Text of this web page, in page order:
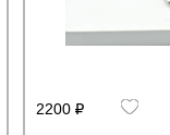
2200